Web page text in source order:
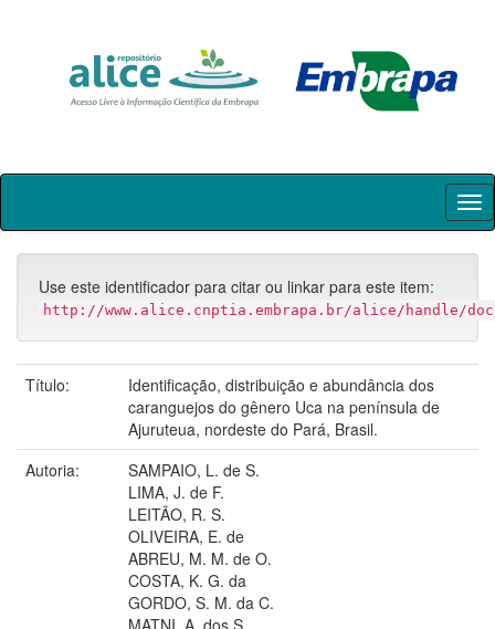
Skip
Use este identificador para citar ou linkar para este item:
http://www.alice.cnptia.embrapa.br/alice/handle/
Título:
Identificação, distribuição e abundância dos
caranguejos do gênero Uca na península de
Ajuruteua, nordeste do Pará, Brasil.
Autoria:
SAMPAIO, L. de S.
LIMA, J. de F.
LEITÃO, R. S.
OLIVEIRA, E. de
ABREU, M. M. de O.
COSTA, K. G. da
GORDO, S. M. da C.
MATNI, A. dos S.